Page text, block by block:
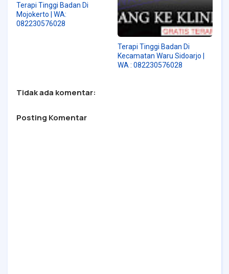
Terapi Tinggi Badan Di
Mojokerto | WA:
082230576028
Terapi Tinggi Badan Di
Kecamatan Waru Sidoarjo |
WA : 082230576028
Tidak ada komentar:
Posting Komentar